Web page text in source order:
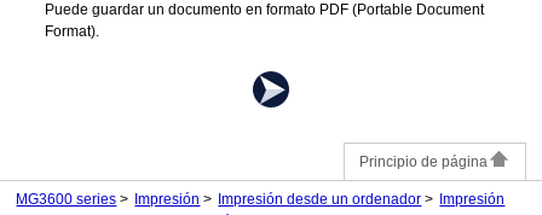
Puede guardar un documento en formato PDF (Portable Document
Format).
Principio de página
MG3600 series Impresión Impresión desde un ordenador
Impresión